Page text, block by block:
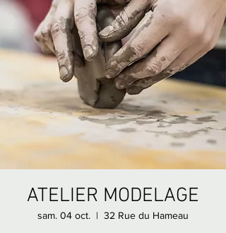
ATELIER MODELAGE
sam. 04 oct.
  |
32 Rue du Hameau